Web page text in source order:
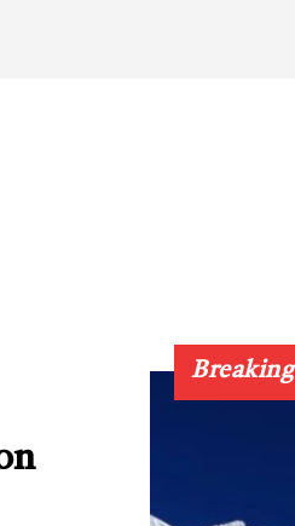
Breaking